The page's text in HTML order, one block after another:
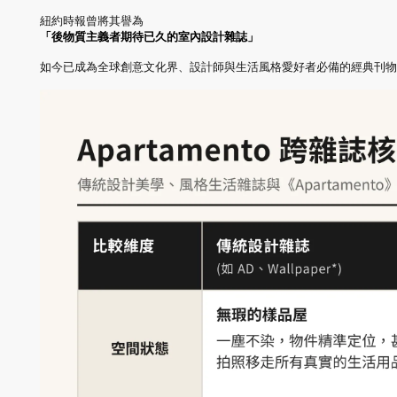
紐約時報曾將其譽為
「後物質主義者期待已久的室內設計雜誌」
如今已成為全球創意文化界、設計師與生活風格愛好者必備的經典刊